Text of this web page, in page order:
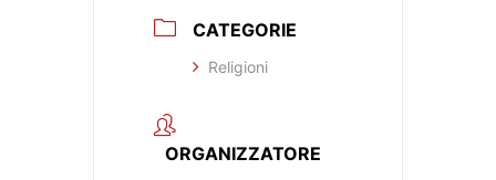
CATEGORIE
Religioni
ORGANIZZATORE